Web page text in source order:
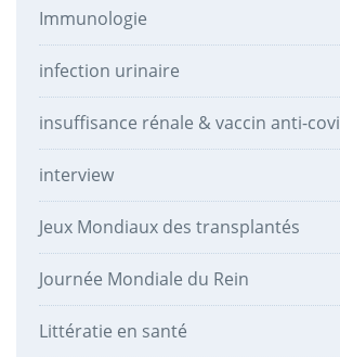
Immunologie
infection urinaire
insuffisance rénale & vaccin anti-covi
interview
Jeux Mondiaux des transplantés
Journée Mondiale du Rein
Littératie en santé